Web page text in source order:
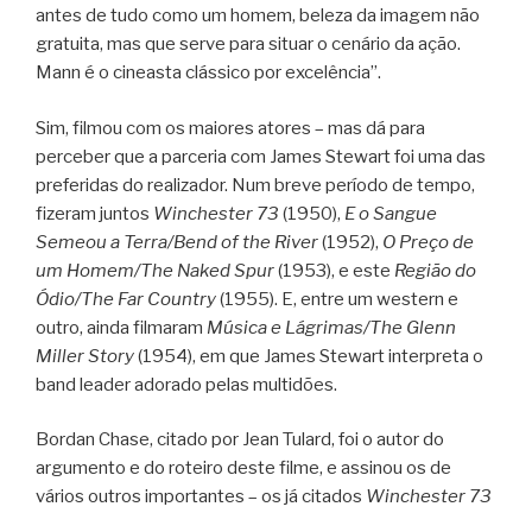
antes de tudo como um homem, beleza da imagem não
gratuita, mas que serve para situar o cenário da ação.
Mann é o cineasta clássico por excelência”.
Sim, filmou com os maiores atores – mas dá para
perceber que a parceria com James Stewart foi uma das
preferidas do realizador. Num breve período de tempo,
fizeram juntos Winchester 73 (1950), E o Sangue
Semeou a Terra/Bend of the River(1952), O Preço de
um Homem/The Naked Spur(1953), e este Região do
Ódio/The Far Country(1955). E, entre um western e
outro, ainda filmaram Música e Lágrimas/The Glenn
Miller Story(1954), em que James Stewart interpreta o
band leader adorado pelas multidões.
Bordan Chase, citado por Jean Tulard, foi o autor do
argumento e do roteiro deste filme, e assinou os de
vários outros importantes – os já citados Winchester 73